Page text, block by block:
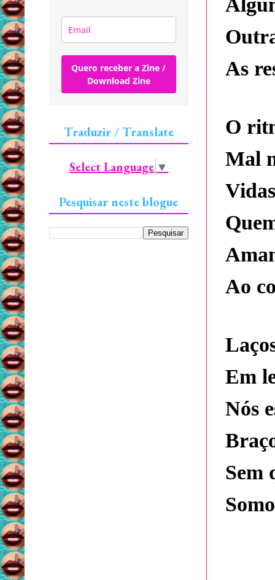
As
O
Mal
Ao
Em
Nós
Sem
Quero receber a Zine /
Download Zine
Traduzir / Translate
Select Language ▼
Pesquisar neste blogue